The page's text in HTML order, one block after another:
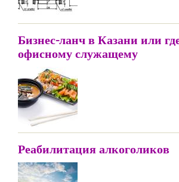
Бизнес-ланч в Казани или
офисному служащему
Реабилитация алкоголиков